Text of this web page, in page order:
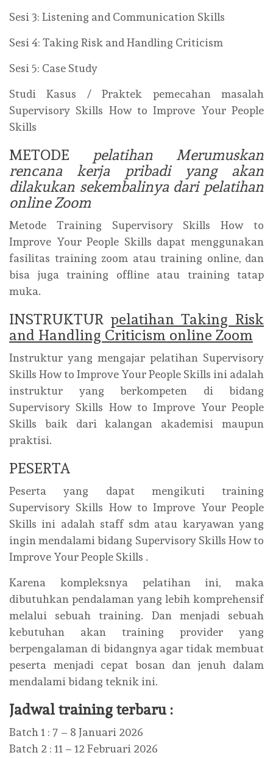
Sesi 3: Listening and Communication Skills
Sesi 4: Taking Risk and Handling Criticism
Sesi 5: Case Study
Studi Kasus / Praktek pemecahan masalah
Supervisory Skills How to Improve Your People
Skills
METODE pelatihan Merumuskan
rencana kerja pribadi yang akan
dilakukan sekembalinya dari pelatihan
online Zoom
Metode Training Supervisory Skills How to
Improve Your People Skills dapat menggunakan
fasilitas training zoom atau training online, dan
bisa juga training offline atau training tatap
muka.
INSTRUKTUR pelatihan Taking Risk
and Handling Criticism online Zoom
Instruktur yang mengajar pelatihan Supervisory
Skills How to Improve Your People Skills ini adalah
instruktur yang berkompeten di bidang
Supervisory Skills How to Improve Your People
Skills baik dari kalangan akademisi maupun
praktisi.
PESERTA
Peserta yang dapat mengikuti training
Supervisory Skills How to Improve Your People
Skills ini adalah staff sdm atau karyawan yang
ingin mendalami bidang Supervisory Skills How to
Improve Your People Skills .
Karena kompleksnya pelatihan ini, maka
dibutuhkan pendalaman yang lebih komprehensif
melalui sebuah training. Dan menjadi sebuah
kebutuhan akan training provider yang
berpengalaman di bidangnya agar tidak membuat
peserta menjadi cepat bosan dan jenuh dalam
mendalami bidang teknik ini.
Jadwal training terbaru :
Batch 1 : 7 – 8 Januari 2026
Batch 2 : 11 – 12 Februari 2026